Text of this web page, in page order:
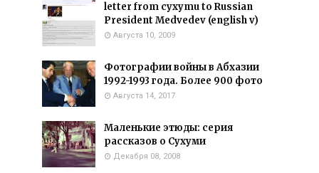
letter from cyxymu to Russian
President Medvedev (english v)
Августа 10, 2009
Фотографии войны в Абхазии
1992-1993 года. Более 900 фото
Августа 14, 2017
Маленькие этюды: серия
рассказов о Сухуми
Декабря 08, 2008